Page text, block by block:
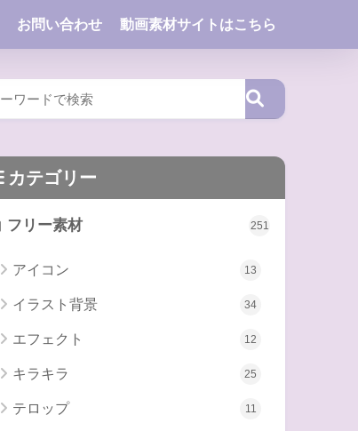
お問い合わせ 動画素材サイトはこちら
カテゴリー
フリー素材 251
アイコン 13
イラスト背景 34
エフェクト 12
キラキラ 25
テロップ 11